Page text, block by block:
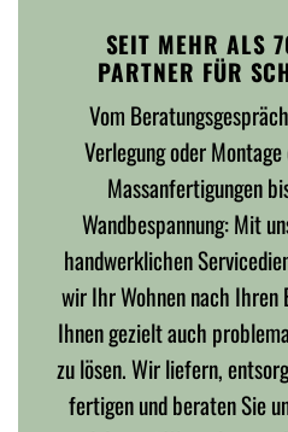
SEIT MEHR ALS
PARTNER FÜR
Vom
Verlegung oder
Massanfertigungen
Wandbespannung: Mit
handwerklichen
wir Ihr Wohnen nach Ihren
Ihnen gezielt auch
zu lösen. Wir liefern,
fertigen und beraten Sie